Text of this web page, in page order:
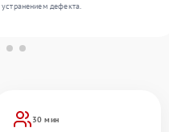
30 мин
дефекта.